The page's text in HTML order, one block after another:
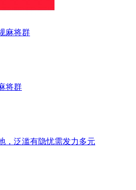
麻将群
将群
，泛滥有隐忧需发力多元